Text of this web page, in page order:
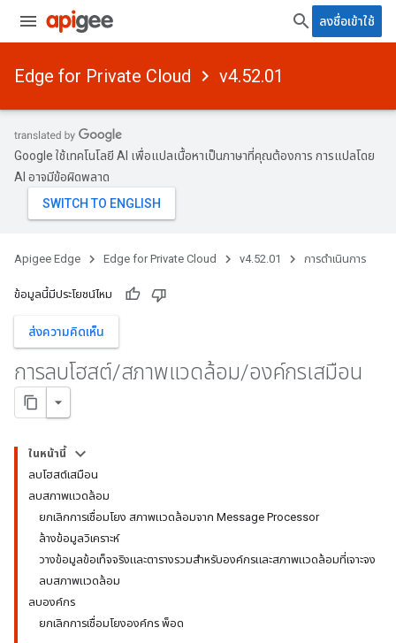
ลงชื่อเข้าใช้
Edge for Private Cloud v4.52.01
Google ใช้เทคโนโลยี AI เพื่อแปลเนื้อหาเป็นภาษาที่คุณต้องการ การแปลโดย
AI อาจมีข้อผิดพลาด
Apigee Edge Edge for Private Cloud v4.52.01 การดำเนินการ
ข้อมูลนี้มีประโยชน์ไหม
ส่งความคิดเห็น
การลบโฮสต์/สภาพแวดล้อม/องค์กรเสมือน
ในหน้านี้
ลบโฮสต์เสมือน
ลบสภาพแวดล้อม
ยกเลิกการเชื่อมโยง สภาพแวดล้อมจาก Message Processor
ล้างข้อมูลวิเคราะห์
วางข้อมูลข้อเท็จจริงและตารางรวมสำหรับองค์กรและสภาพแวดล้อมที่เจาะจง
ลบสภาพแวดล้อม
ลบองค์กร
ยกเลิกการเชื่อมโยงองค์กร พ็อด